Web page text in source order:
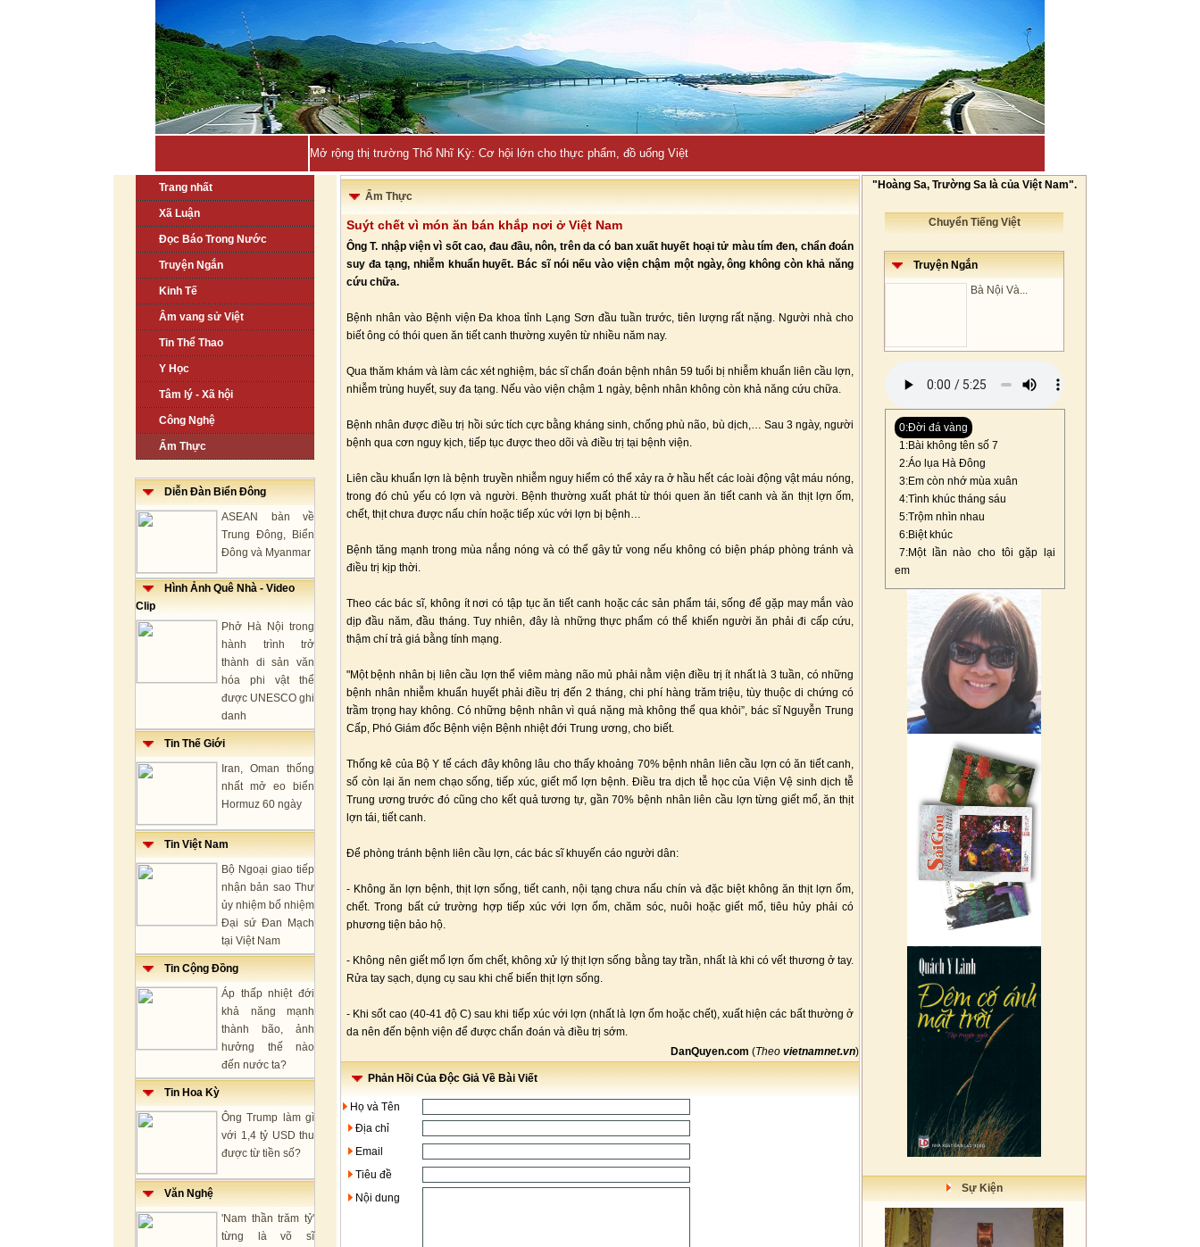
Mở rộng thị trường Thổ Nhĩ Kỳ: Cơ hội lớn cho thực phẩm, đồ uống Việt
Trang nhất
Xã Luận
Đọc Báo Trong Nước
Truyện Ngắn
Kinh Tế
Âm vang sử Việt
Tin Thể Thao
Y Học
Tâm lý - Xã hội
Công Nghệ
Ẩm Thực
Diễn Đàn Biển Đông
ASEAN bàn về
Trung Đông, Biển
Đông và Myanmar
Hình Ảnh Quê Nhà - Video
Clip
Phở Hà Nội trong
hành trình trở
thành di sản văn
hóa phi vật thể
được UNESCO ghi
danh
Tin Thế Giới
Iran, Oman thống
nhất mở eo biển
Hormuz 60 ngày
Tin Việt Nam
Bộ Ngoại giao tiếp
nhận bản sao Thư
ủy nhiệm bổ nhiệm
Đại sứ Đan Mạch
tại Việt Nam
Tin Cộng Đồng
Áp thấp nhiệt đới
khả năng mạnh
thành bão, ảnh
hưởng thế nào
đến nước ta?
Tin Hoa Kỳ
Ông Trump làm gì
với 1,4 tỷ USD thu
được từ tiền số?
Văn Nghệ
'Nam thần trăm tỷ'
từng là võ sĩ
Ẩm Thực
Suýt chết vì món ăn bán khắp nơi ở Việt Nam
Ông T. nhập viện vì sốt cao, đau đầu, nôn, trên da có ban xuất huyết hoại tử màu tím đen, chẩn đoán
suy đa tạng, nhiễm khuẩn huyết. Bác sĩ nói nếu vào viện chậm một ngày, ông không còn khả năng
cứu chữa.
Bệnh nhân vào Bệnh viện Đa khoa tỉnh Lạng Sơn đầu tuần trước, tiên lượng rất nặng. Người nhà cho
biết ông có thói quen ăn tiết canh thường xuyên từ nhiều năm nay.
Qua thăm khám và làm các xét nghiệm, bác sĩ chẩn đoán bệnh nhân 59 tuổi bị nhiễm khuẩn liên cầu lợn,
nhiễm trùng huyết, suy đa tạng. Nếu vào viện chậm 1 ngày, bệnh nhân không còn khả năng cứu chữa.
Bệnh nhân được điều trị hồi sức tích cực bằng kháng sinh, chống phù não, bù dịch,… Sau 3 ngày, người
bệnh qua cơn nguy kịch, tiếp tục được theo dõi và điều trị tại bệnh viện.
Liên cầu khuẩn lợn là bệnh truyền nhiễm nguy hiểm có thể xảy ra ở hầu hết các loài động vật máu nóng,
trong đó chủ yếu có lợn và người. Bệnh thường xuất phát từ thói quen ăn tiết canh và ăn thịt lợn ốm,
chết, thịt chưa được nấu chín hoặc tiếp xúc với lợn bị bệnh…
Bệnh tăng mạnh trong mùa nắng nóng và có thể gây tử vong nếu không có biện pháp phòng tránh và
điều trị kịp thời.
Theo các bác sĩ, không ít nơi có tập tục ăn tiết canh hoặc các sản phẩm tái, sống để gặp may mắn vào
dịp đầu năm, đầu tháng. Tuy nhiên, đây là những thực phẩm có thể khiến người ăn phải đi cấp cứu,
thậm chí trả giá bằng tính mạng.
"Một bệnh nhân bị liên cầu lợn thể viêm màng não mủ phải nằm viện điều trị ít nhất là 3 tuần, có những
bệnh nhân nhiễm khuẩn huyết phải điều trị đến 2 tháng, chi phí hàng trăm triệu, tùy thuộc di chứng có
trầm trọng hay không. Có những bệnh nhân vì quá nặng mà không thể qua khỏi”, bác sĩ Nguyễn Trung
Cấp, Phó Giám đốc Bệnh viện Bệnh nhiệt đới Trung ương, cho biết.
Thống kê của Bộ Y tế cách đây không lâu cho thấy khoảng 70% bệnh nhân liên cầu lợn có ăn tiết canh,
số còn lại ăn nem chạo sống, tiếp xúc, giết mổ lợn bệnh. Điều tra dịch tễ học của Viện Vệ sinh dịch tễ
Trung ương trước đó cũng cho kết quả tương tự, gần 70% bệnh nhân liên cầu lợn từng giết mổ, ăn thịt
lợn tái, tiết canh.
Để phòng tránh bệnh liên cầu lợn, các bác sĩ khuyến cáo người dân:
- Không ăn lợn bệnh, thịt lợn sống, tiết canh, nội tạng chưa nấu chín và đặc biệt không ăn thịt lợn ốm,
chết. Trong bất cứ trường hợp tiếp xúc với lợn ốm, chăm sóc, nuôi hoặc giết mổ, tiêu hủy phải có
phương tiện bảo hộ.
- Không nên giết mổ lợn ốm chết, không xử lý thịt lợn sống bằng tay trần, nhất là khi có vết thương ở tay.
Rửa tay sạch, dụng cụ sau khi chế biến thịt lợn sống.
- Khi sốt cao (40-41 độ C) sau khi tiếp xúc với lợn (nhất là lợn ốm hoặc chết), xuất hiện các bất thường ở
da nên đến bệnh viện để được chẩn đoán và điều trị sớm.
DanQuyen.com (Theo vietnamnet.vn)
Phản Hồi Của Độc Giả Về Bài Viết
Họ và Tên
Địa chỉ
Email
Tiêu đề
Nội dung
"Hoàng Sa, Trường Sa là của Việt Nam".
Chuyển Tiếng Việt
Truyện Ngắn
Bà Nội Và...
0:Đời đá vàng
1:Bài không tên số 7
2:Áo lụa Hà Đông
3:Em còn nhớ mùa xuân
4:Tình khúc tháng sáu
5:Trộm nhìn nhau
6:Biệt khúc
7:Một lần nào cho tôi gặp lại
em
Sự Kiện